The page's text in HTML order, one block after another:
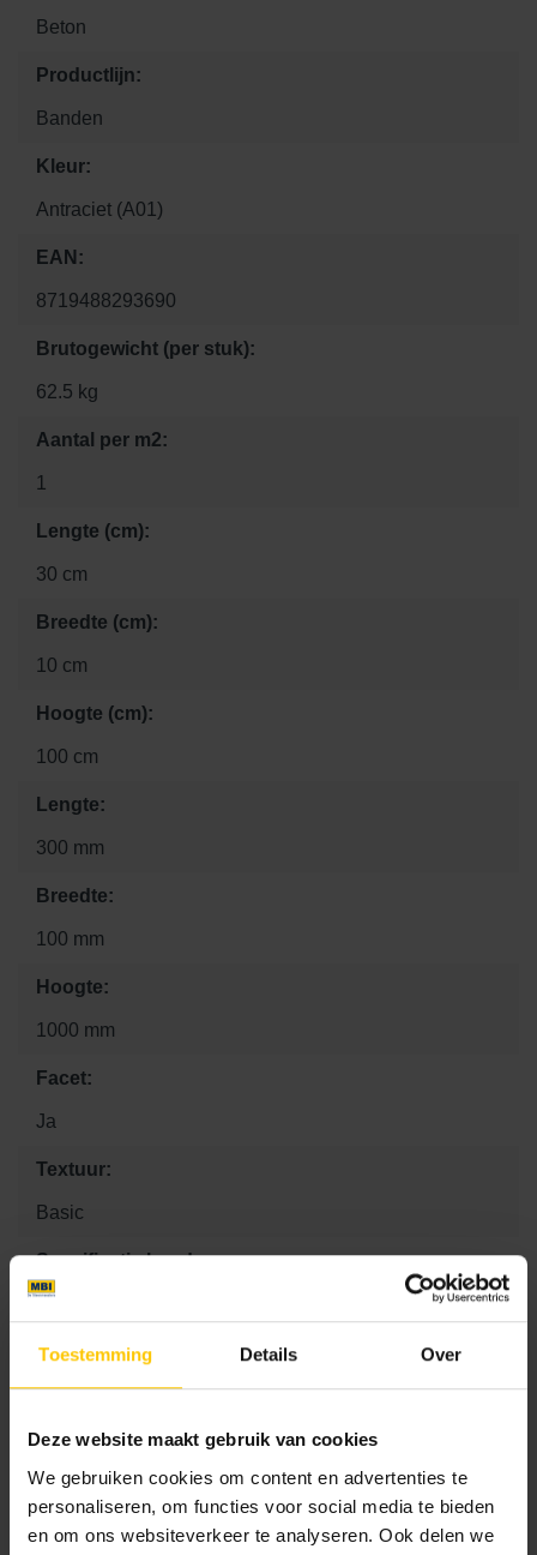
Toestemming Details Over
Deze website maakt gebruik van cookies
We gebruiken cookies om content en advertenties te
personaliseren, om functies voor social media te bieden
en om ons websiteverkeer te analyseren. Ook delen we
Beton
Productlijn:
Banden
Kleur:
Antraciet (A01)
EAN:
8719488293690
Brutogewicht (per stuk):
62.5 kg
Aantal per m2:
1
Lengte (cm):
30 cm
Breedte (cm):
10 cm
Hoogte (cm):
100 cm
Lengte:
300 mm
Breedte:
100 mm
Hoogte:
1000 mm
Facet:
Ja
Textuur:
Basic
Specificatie band:
Rechtstuk
Kleurcode:
A02
Maat
10 x 100 x 30